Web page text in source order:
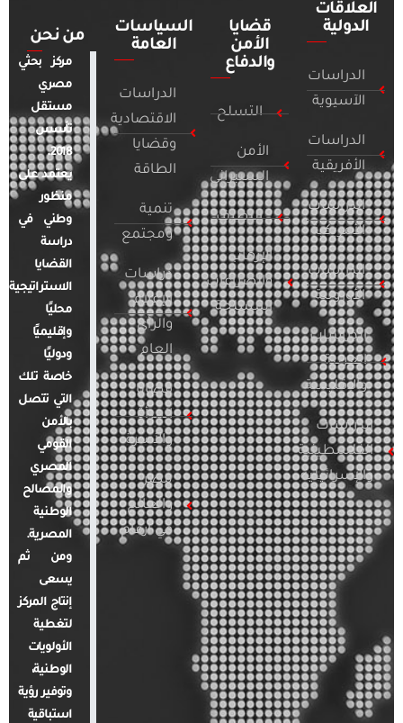
العلاقات
الدولية
الدراسات
الآسيوية
الدراسات
الأفريقية
الدراسات
الأمريكية
الدراسات
الأوروبية
الدراسات
العربية
والإقليمية
الدراسات
الفلسطينية
والإسرائيلية
قضايا
الأمن
والدفاع
التسلح
الأمن
السيبراني
التطرف
الإرهاب
والصراعات
المسلحة
السياسات
العامة
الدراسات
الاقتصادية
وقضايا
الطاقة
تنمية
ومجتمع
دراسات
الإعلام
والرأي
العام
قضايا
المرأة
والأسرة
مصر
والعالم
في أرقام
من نحن
مركز بحثي
مصري
مستقل
تأسس
2018.
يعتمد على
منظور
وطني في
دراسة
القضايا
الاستراتيجية
محليًا
وإقليميًا
ودوليًا
خاصة تلك
التي تتصل
بالأمن
القومي
المصري
والمصالح
الوطنية
المصرية.
ومن ثم
يسعى
إنتاج المركز
لتغطية
الأولويات
الوطنية،
وتوفير رؤية
استباقية